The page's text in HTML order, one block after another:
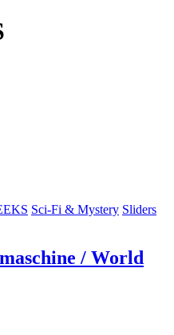
Sci-Fi & Mystery Sliders
/ World